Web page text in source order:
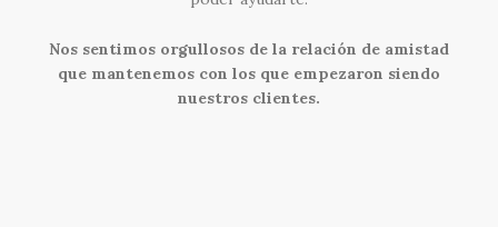
Nos sentimos orgullosos de la relación de amistad
que mantenemos con los que empezaron siendo
nuestros clientes.